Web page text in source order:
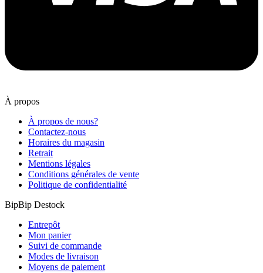
À propos
À propos de nous?
Contactez-nous
Horaires du magasin
Retrait
Mentions légales
Conditions générales de vente
Politique de confidentialité
BipBip Destock
Entrepôt
Mon panier
Suivi de commande
Modes de livraison
Moyens de paiement